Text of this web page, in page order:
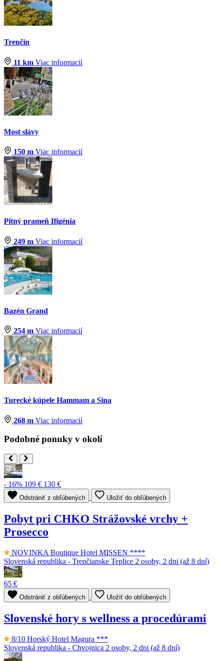
Trenčín
11 km Viac informacií
Most slávy
150 m Viac informacií
Pitný prameň Ifigénia
249 m Viac informacií
Bazén Grand
254 m Viac informacií
Turecké kúpele Hammam a Sina
268 m Viac informacií
Podobné ponuky v okolí
- 16% 109 € 130 €
Odstrániť z obľúbených Uložiť do obľúbených
Pobyt pri CHKO Strážovské vrchy +
Prosecco
NOVINKA Boutique Hotel MISSEN ****
Slovenská republika - Trenčianske Teplice 2 osoby, 2 dni (až 8 dní)
65 €
Odstrániť z obľúbených Uložiť do obľúbených
Slovenské hory s wellness a procedúrami
8/10 Horský Hotel Magura ***
Slovenská republika - Chvojnica 2 osoby, 2 dni (až 8 dní)